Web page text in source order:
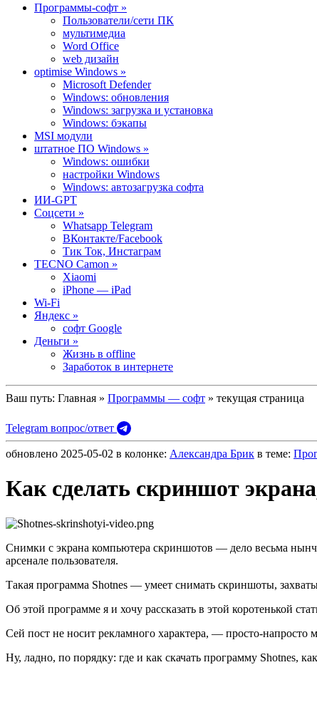
Программы-софт »
Пользователи/сети ПК
мультимедиа
Word Office
web дизайн
optimise Windows »
Microsoft Defender
Windows: обновления
Windows: загрузка и установка
Windows: бэкапы
MSI модули
штатное ПО Windows »
Windows: ошибки
настройки Windows
Windows: автозагрузка софта
ИИ-GPT
Cоцсети »
Whatsapp Telegram
ВКонтакте/Facebook
Тик Ток, Инстаграм
TECNO Camon »
Xiaomi
iPhone — iPad
Wi-Fi
Яндекс »
софт Google
Деньги »
Жизнь в offline
Заработок в интернете
Ваш путь: Главная » Программы — софт » текущая страница
Telegram вопрос/ответ
обновлено 2025-05-02 в колонке: Александра Брик в теме:
Как сделать скриншот
Снимки с экрана компьютера скриншотов — дело весьма
арсенале пользователя.
Такая программа Shotnes — умеет снимать скриншоты,
Об этой программе я и хочу рассказать в этой коротенькой
Сей пост не носит рекламного характера, — просто-напросто
Ну, ладно, по порядку: где и как скачать программу Shotnes,